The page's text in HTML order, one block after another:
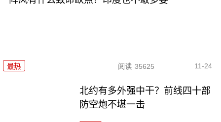
最热 阅读 35625 11-24
北约有多外强中干？前线四十部
防空炮不堪一击